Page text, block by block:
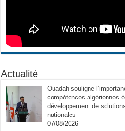
Actualité
Ouadah souligne
compétences algériennes
développement de
nationales
07/08/2026